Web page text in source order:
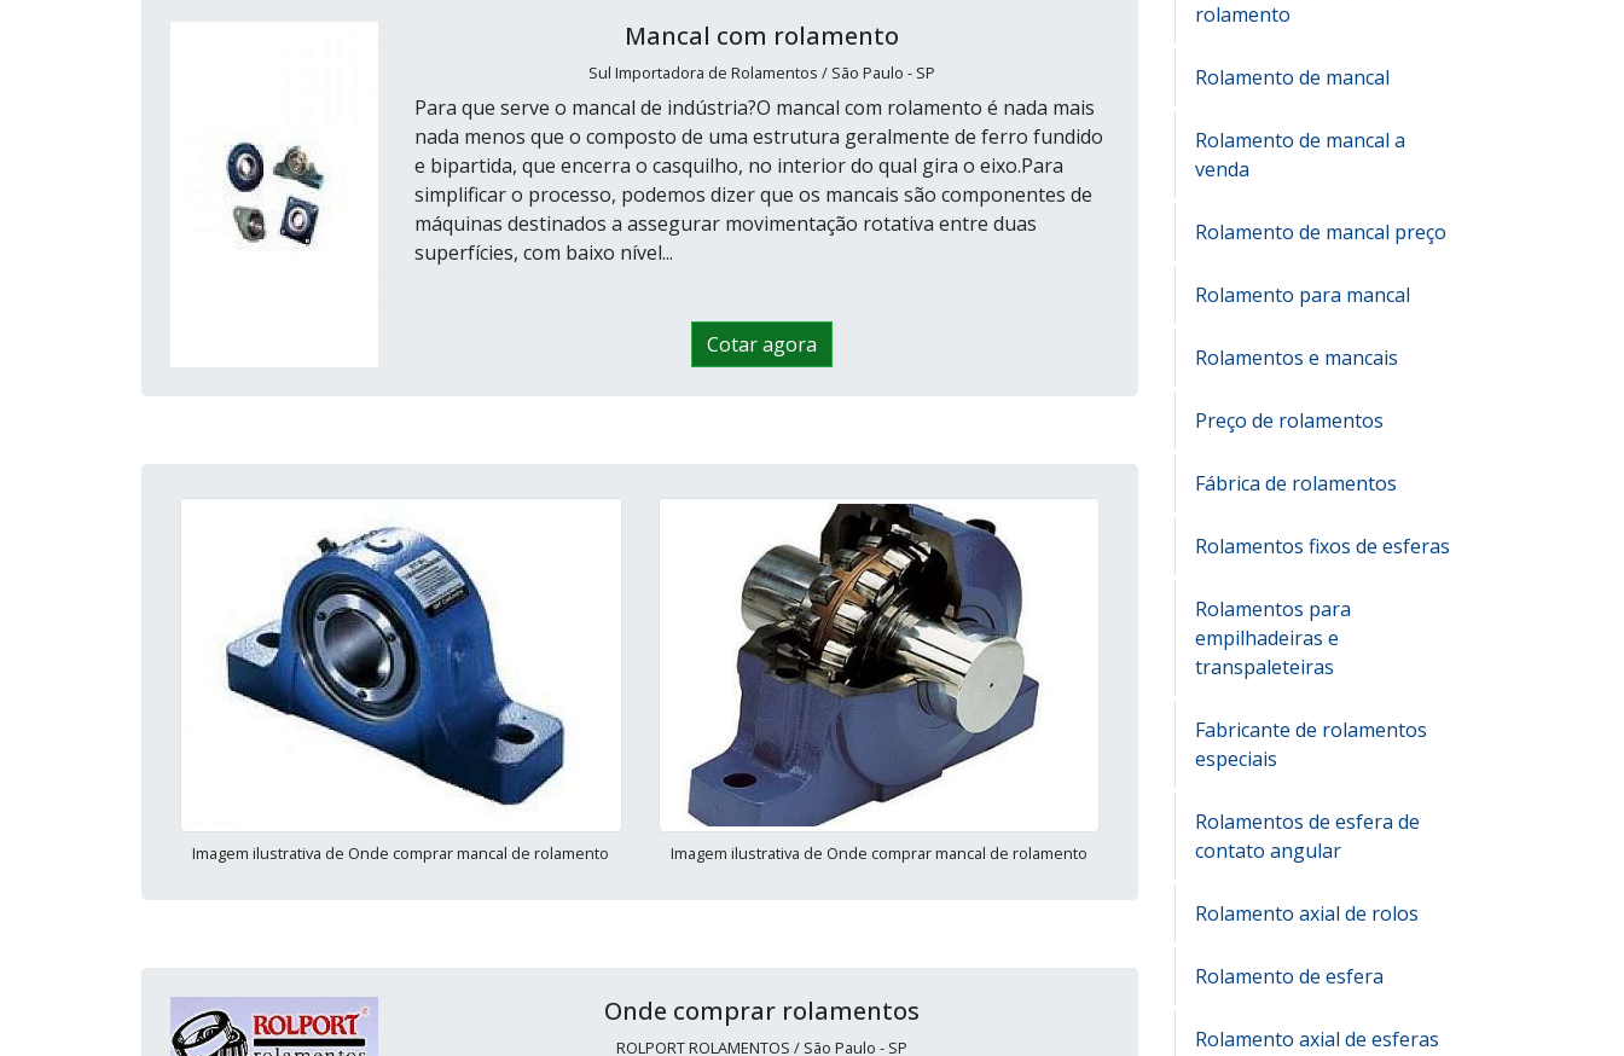
Mancal com rolamento
Sul Importadora de Rolamentos / São Paulo - SP
Para que serve o mancal de indústria?O mancal com rolamento é nada mais
nada menos que o composto de uma estrutura geralmente de ferro fundido
e bipartida, que encerra o casquilho, no interior do qual gira o eixo.Para
simplificar o processo, podemos dizer que os mancais são componentes de
máquinas destinados a assegurar movimentação rotativa entre duas
superfícies, com baixo nível...
Cotar agora
Imagem ilustrativa de Onde comprar mancal de rolamento Imagem ilustrativa de Onde comprar mancal de rolamento
Onde comprar rolamentos
ROLPORT ROLAMENTOS / São Paulo - SP
rolamento
Rolamento de mancal
Rolamento de mancal a
venda
Rolamento de mancal preço
Rolamento para mancal
Rolamentos e mancais
Preço de rolamentos
Fábrica de rolamentos
Rolamentos fixos de esferas
Rolamentos para
empilhadeiras e
transpaleteiras
Fabricante de rolamentos
especiais
Rolamentos de esfera de
contato angular
Rolamento axial de rolos
Rolamento de esfera
Rolamento axial de esferas